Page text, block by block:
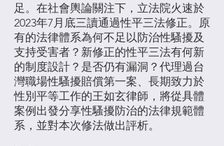
足。在社會輿論關注下，立法院火速於
2023年7月底三讀通過性平三法修正。原
有的法律體系為何不足以防治性騷擾及
支持受害者？新修正的性平三法有何新
的制度設計？是否仍有漏洞？代理過台
灣職場性騷擾賠償第一案、長期致力於
性別平等工作的王如玄律師，將從具體
案例出發分享性騷擾防治的法律規範體
系，並對本次修法做出評析。